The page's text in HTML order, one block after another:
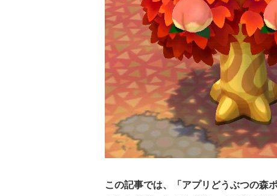
この記事では、「アプリどうぶつの森